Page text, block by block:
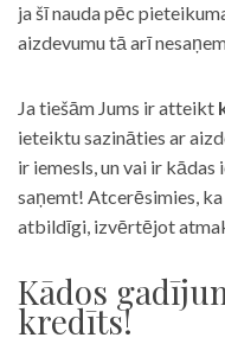
ja šī nauda pēc
aizdevumu tā arī
Ja tiešām Jums ir atteikt
ieteiktu sazināties ar
ir iemesls, un vai ir kādas
saņemt! Atcerēsimies,
atbildīgi, izvērtējot
Kādos
kredīts!